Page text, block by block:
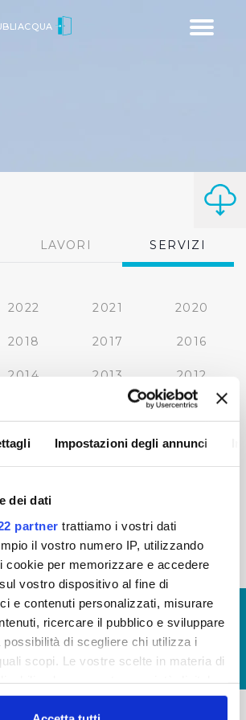
Impostazioni degli annunci
dei dati
partner trattiamo i vostri dati
il vostro numero IP, utilizzando
cookie per memorizzare e accedere
vostro dispositivo al fine di
e contenuti personalizzati, misurare
ricercare il pubblico e sviluppare
di scegliere chi utilizza i
scopi. Le vostre scelte in materia di
le vostre scelte. È possibile
Toggle
LAVORI SERVIZI
2022 2021 2020
2018 2017 2016
2014 2013 2012
2008
2006 2005
… 21 22 23
26 27 28 29
- 2026
GLOSSARIO
GIUDICA IL SERVIZIO
LAVORA CON NOI